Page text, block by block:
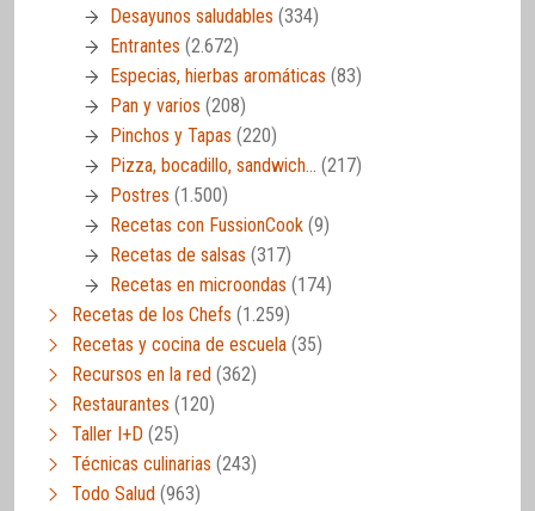
Desayunos saludables (334)
Entrantes (2.672)
Especias, hierbas aromáticas (83)
Pan y varios (208)
Pinchos y Tapas (220)
Pizza, bocadillo, sandwich… (217)
Postres (1.500)
Recetas con FussionCook (9)
Recetas de salsas (317)
Recetas en microondas (174)
Recetas de los Chefs (1.259)
Recetas y cocina de escuela (35)
Recursos en la red (362)
Restaurantes (120)
Taller I+D (25)
Técnicas culinarias (243)
Todo Salud (963)